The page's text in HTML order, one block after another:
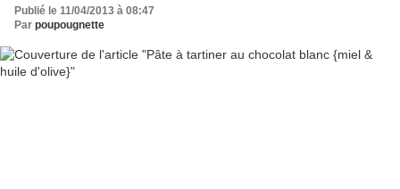
Publié le 11/04/2013 à 08:47
Par poupougnette